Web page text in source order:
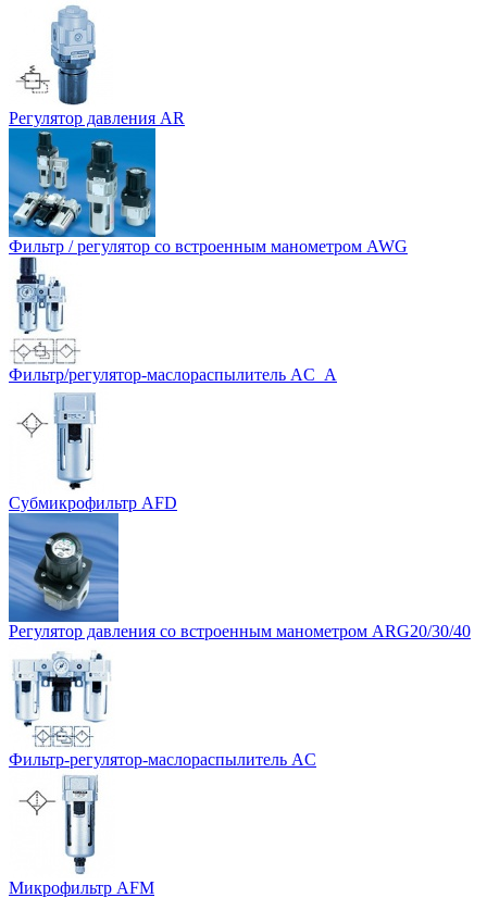
Регулятор давления AR
Фильтр / регулятор со встроенным манометром AWG
Фильтр/регулятор-маслораспылитель AC_A
Субмикрофильтр AFD
Регулятор давления со встроенным манометром ARG20/30/40
Фильтр-регулятор-маслораспылитель AC
Микрофильтр AFM